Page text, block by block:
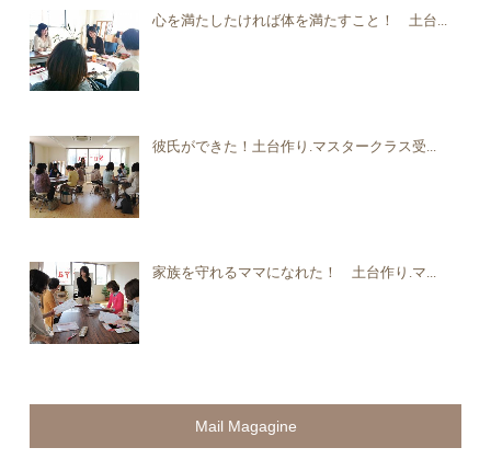
心を満たしたければ体を満たすこと！ 土台...
彼氏ができた！土台作り.マスタークラス受...
家族を守れるママになれた！ 土台作り.マ...
Mail Magagine